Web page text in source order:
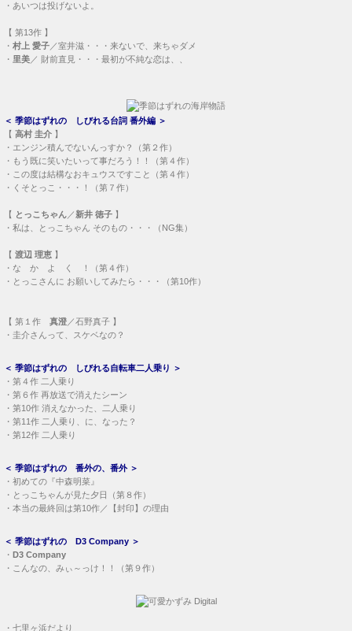
・ あいつは投げないよ。
【 第13作 】
・ 村上 愛子 ／室井滋・・・ 来ないで、来ちゃダメ
・ 里美 ／ 財前直見・・・ 最初が不純な恋は、、
＜ 季節はずれの しびれる台詞 番外編 ＞
【 高村 圭介 】
・ エンジン積んでないんっすか？（第２作）
・ もう既に笑いたいって事だろう！！（第４作）
・ この度は結構なおキュウスですこと（第４作）
・ くそとっこ・・・！（第７作）
【 とっこちゃん ／新井 徳子 】
・ 私は、とっこちゃん そのもの・・・（NG集）
【 渡辺 理恵 】
・ な か よ く ！（第４作）
・ とっこさんに お願いしてみたら・・・（第10作）
【 第１作 真澄 ／石野真子 】
・ 圭介さんって、スケベなの？
＜ 季節はずれの しびれる自転車二人乗り ＞
・ 第４作 二人乗り
・ 第６作 再放送で消えたシーン
・ 第10作 消えなかった、二人乗り
・ 第11作 二人乗り、に、なった？
・ 第12作 二人乗り
＜ 季節はずれの 番外の、番外＞
・ 初めての『中森明菜』
・ とっこちゃんが見た夕日（第８作）
・ 本当の最終回は第10作／【封印】の理由
＜ 季節はずれの D3 Company ＞
・ D3 Company
・ こんなの、みぃ～っけ！！（第９作）
・ 七里ヶ浜だより